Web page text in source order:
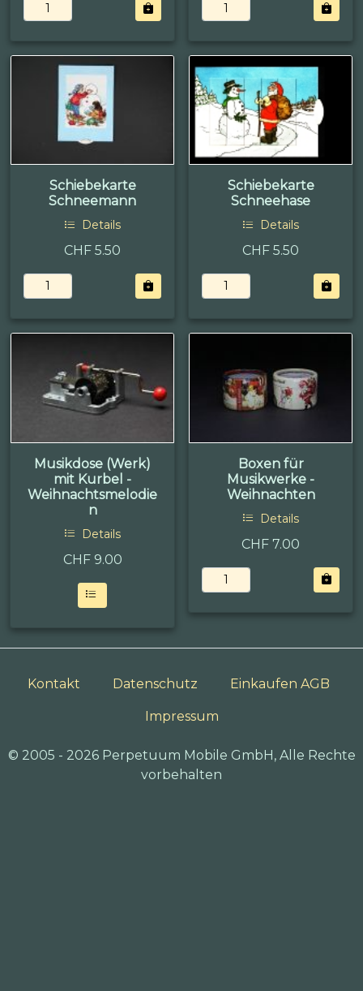
Schiebekarte
Schneemann
Details
CHF 5.50
Schiebekarte
Schneehase
Details
CHF 5.50
Musikdose (Werk)
mit Kurbel -
Weihnachtsmelodie
n
Details
CHF 9.00
Boxen für
Musikwerke -
Weihnachten
Details
CHF 7.00
Kontakt Datenschutz Einkaufen AGB
Impressum
© 2005 - 2026 Perpetuum Mobile GmbH, Alle Rechte
vorbehalten